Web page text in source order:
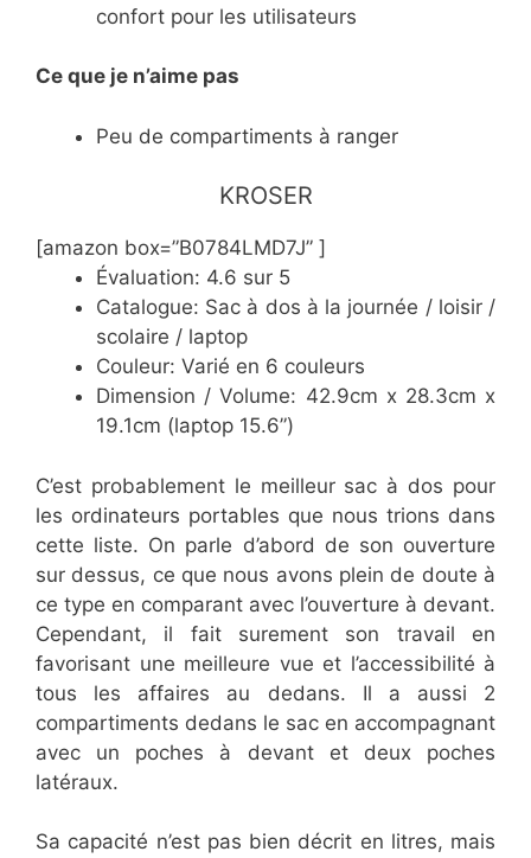
confort pour les utilisateurs
Ce que je n’aime pas
Peu de compartiments à ranger
​KROSER
[amazon box=”B0784LMD7J” ]
Évaluation: 4.6 sur 5
Catalogue: Sac à dos à la journée / loisir /
scolaire / laptop
Couleur: Varié en 6 couleurs
Dimension / Volume: 42.9cm x 28.3cm x
19.1cm (laptop 15.6”)
C’est probablement le meilleur sac à dos pour
les ordinateurs portables que nous trions dans
cette liste. On parle d’abord de son ouverture
sur dessus, ce que nous avons plein de doute à
ce type en comparant avec l’ouverture à devant.
Cependant, il fait surement son travail en
favorisant une meilleure vue et l’accessibilité à
tous les affaires au dedans. Il a aussi 2
compartiments dedans le sac en accompagnant
avec un poches à devant et deux poches
latéraux.
Sa capacité n’est pas bien décrit en litres, mais